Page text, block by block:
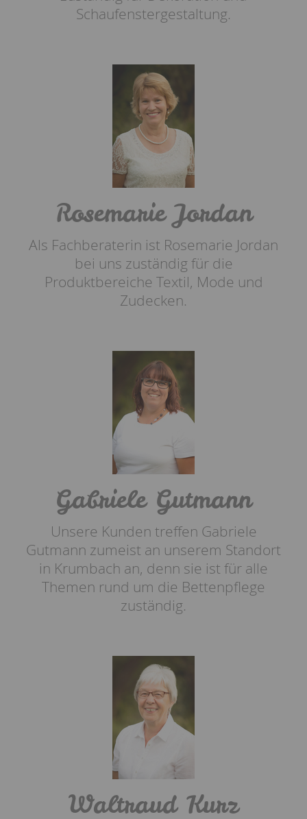
Schaufenstergestaltung.
Rosemarie Jordan
Als Fachberaterin ist Rosemarie Jordan
bei uns zuständig für die
Produktbereiche Textil, Mode und
Zudecken.
Gabriele Gutmann
Unsere Kunden treffen Gabriele
Gutmann zumeist an unserem Standort
in Krumbach an, denn sie ist für alle
Themen rund um die Bettenpflege
zuständig.
Waltraud Kurz